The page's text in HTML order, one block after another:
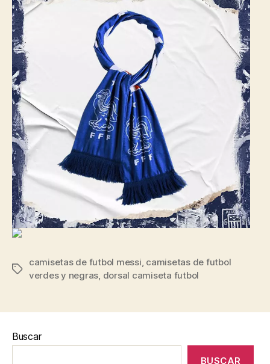
Etiquetas
camisetas de futbol messi camisetas de futbol
verdes y negras dorsal camiseta futbol
Buscar
BUSCAR